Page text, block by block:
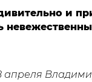
и
апреля